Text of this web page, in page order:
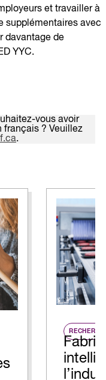
et travailler à
supplémentaires avec
davantage de
YYC.
vous avoir
français ? Veuillez
.